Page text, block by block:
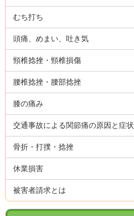
むち打ち
頭痛、めまい、吐き気
頸椎捻挫・頸椎損傷
腰椎捻挫・腰部捻挫
膝の痛み
交通事故による関節痛の原因と症状
骨折・打撲・捻挫
休業損害
被害者請求とは